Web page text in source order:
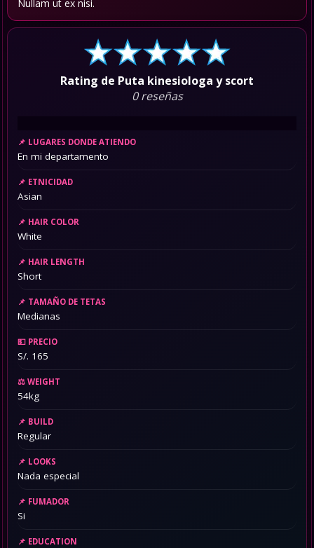
Nullam ut ex nisi.
Rating de Puta kinesiologa y scort
0 reseñas
LUGARES DONDE ATIENDO
En mi departamento
ETNICIDAD
Asian
HAIR COLOR
White
HAIR LENGTH
Short
TAMAÑO DE TETAS
Medianas
PRECIO
S/. 165
WEIGHT
54kg
BUILD
Regular
LOOKS
Nada especial
FUMADOR
Si
EDUCATION